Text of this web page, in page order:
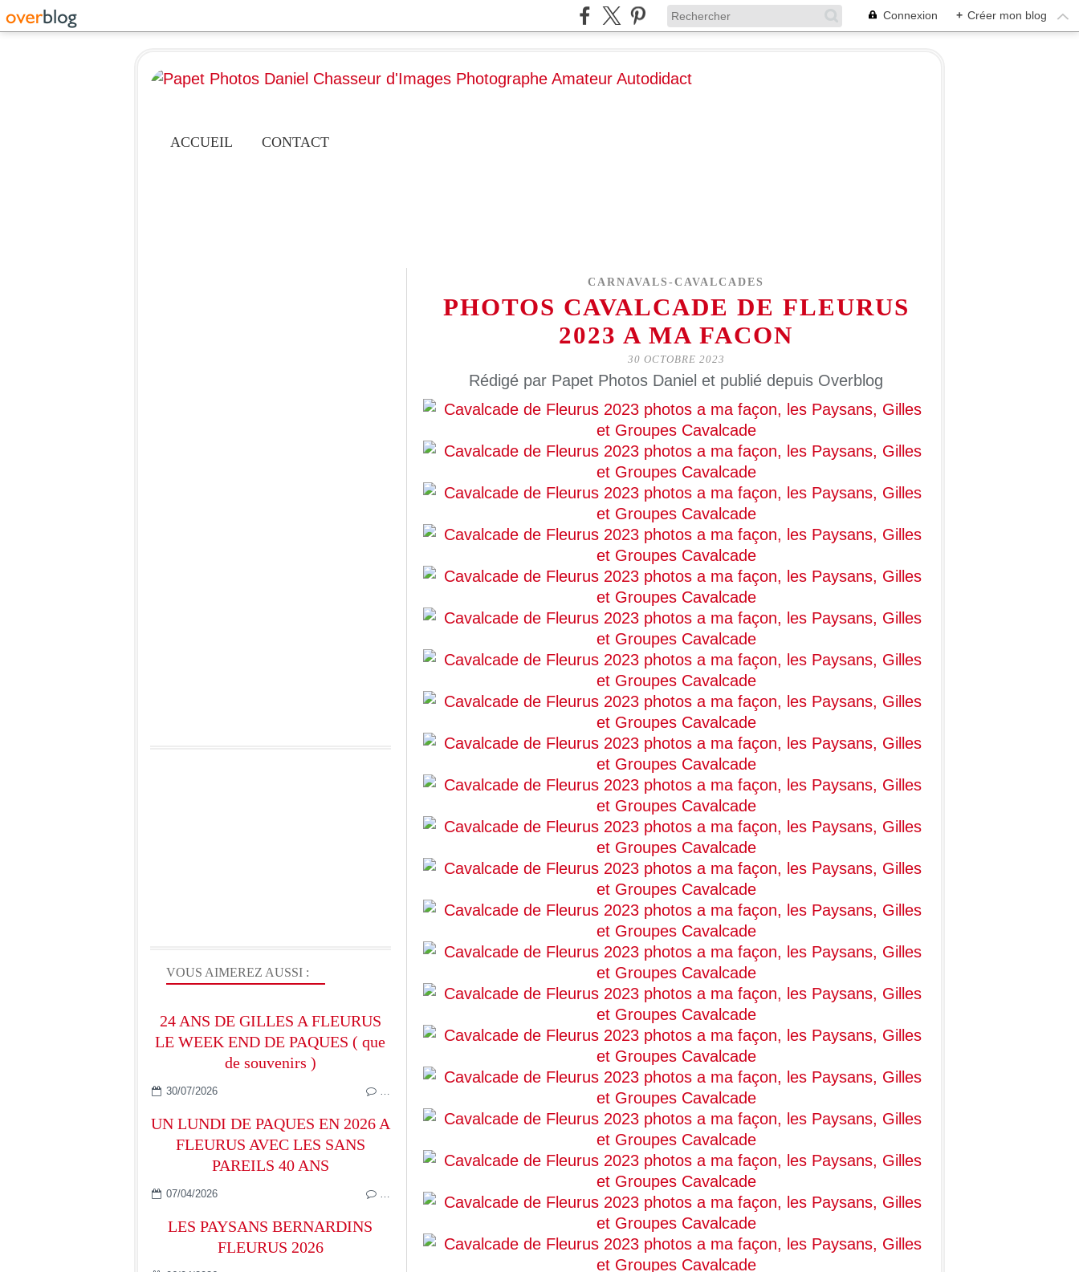
Connexion + Créer mon blog
ACCUEIL CONTACT
CARNAVALS-CAVALCADES
PHOTOS CAVALCADE DE FLEURUS
2023 A MA FACON
30 OCTOBRE 2023
Rédigé par Papet Photos Daniel et publié depuis Overblog
VOUS AIMEREZ AUSSI :
24 ANS DE GILLES A FLEURUS
LE WEEK END DE PAQUES ( que
de souvenirs )
30/07/2026 …
UN LUNDI DE PAQUES EN 2026 A
FLEURUS AVEC LES SANS
PAREILS 40 ANS
07/04/2026 …
LES PAYSANS BERNARDINS
FLEURUS 2026